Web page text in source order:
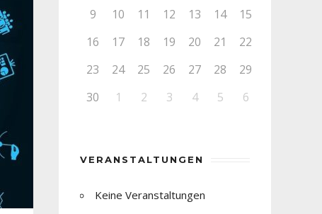
9
10 11 12 13 14
15
16
17 18 19 20 21
22
23
24 25 26 27 28
29
30
1 2 3 4 5 6
VERANSTALTUNGEN
Keine Veranstaltungen